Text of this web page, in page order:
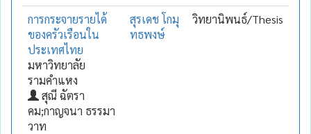
การกระจายรายได้
ของครัวเรือนใน
ประเทศไทย
มหาวิทยาลัย
รามคำแหง
สุณี ฉัตรา
คม;กาญจนา ธรรมา
วาท
สุรเดช โกมุ
ทธพงษ์
วิทยานิพนธ์/Thesis